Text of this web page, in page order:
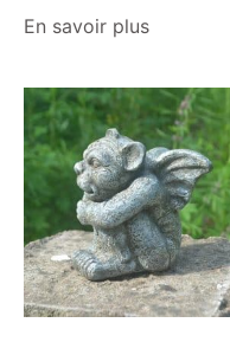
En savoir plus